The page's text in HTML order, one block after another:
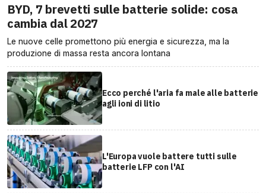
BYD, 7 brevetti sulle batterie solide: cosa
cambia dal 2027
Le nuove celle promettono più energia e sicurezza, ma la
produzione di massa resta ancora lontana
Ecco perché l'aria fa male alle batterie
agli ioni di litio
L'Europa vuole battere tutti sulle
batterie LFP con l'AI